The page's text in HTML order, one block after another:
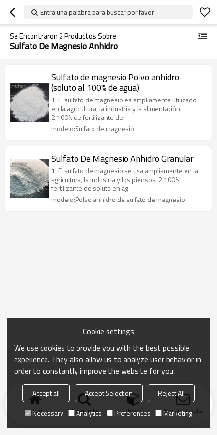
Entra una palabra para buscar por favor
Se Encontraron 2Productos Sobre
Sulfato De Magnesio Anhidro
Sulfato de magnesio Polvo anhidro
(soluto al 100% de agua)
1. El sulfato de magnesio es ampliamente utilizado
en la agricultura, la industria y la alimentación.
2.100% de fertilizante de
modelo:Sulfato de magnesio
Sulfato De Magnesio Anhidro Granular
1. El sulfato de magnesio se usa ampliamente en la
agricultura, la industria y los piensos. 2.100%
fertilizante de soluto en ag
modelo:Polvo anhidro de sulfato de magnesio
Inicio búsqueda categoría Enviar consulta
Cookie settings
We use cookies to provide you with the best possible
experience. They also allow us to analyze user behavior in
order to constantly improve the website for you.
Accept all Accept Selection
Reject All
Necessary
Analytics Preferences Marketing